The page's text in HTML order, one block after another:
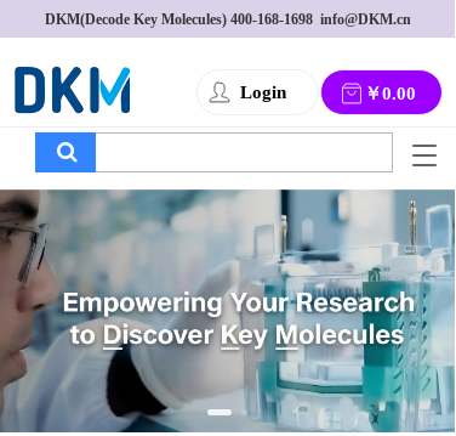
DKM(Decode Key Molecules) 400-168-1698
  info@DKM.cn
Login ￥0.00
T
g
l
e
n
a
v
i
g
a